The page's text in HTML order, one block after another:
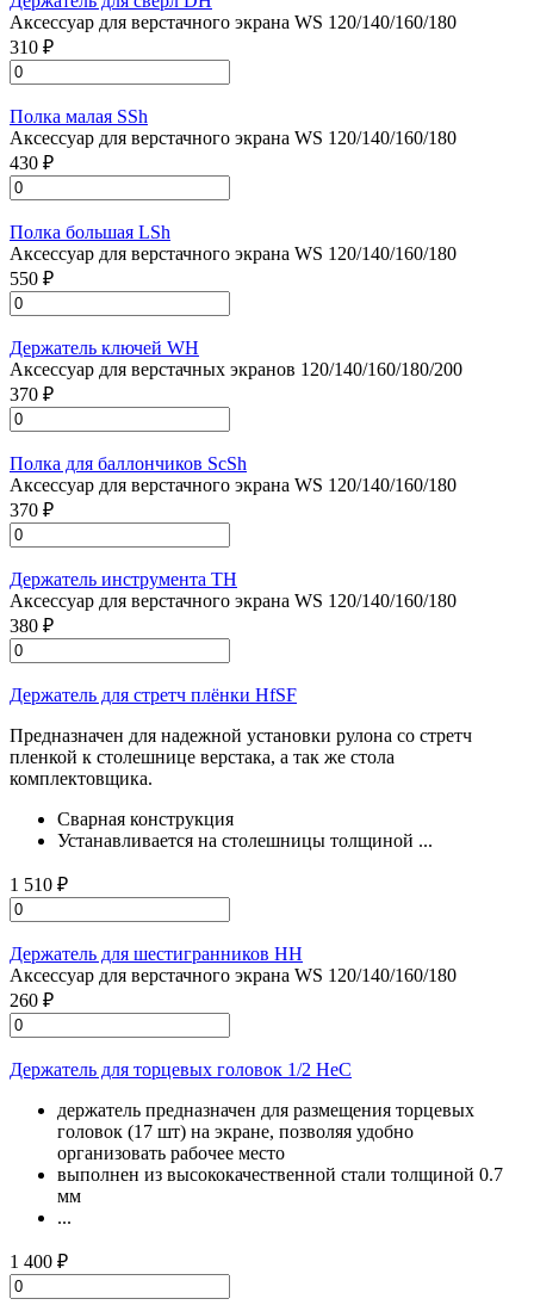
Аксессуар для верстачного экрана WS 120/140/160/180
310 ₽
Полка малая SSh
Аксессуар для верстачного экрана WS 120/140/160/180
430 ₽
Полка большая LSh
Аксессуар для верстачного экрана WS 120/140/160/180
550 ₽
Держатель ключей WH
Аксессуар для верстачных экранов 120/140/160/180/200
370 ₽
Полка для баллончиков ScSh
Аксессуар для верстачного экрана WS 120/140/160/180
370 ₽
Держатель инструмента TH
Аксессуар для верстачного экрана WS 120/140/160/180
380 ₽
Держатель для стретч плёнки HfSF
Предназначен для надежной установки рулона со стретч
пленкой к столешнице верстака, а так же стола
комплектовщика.
Сварная конструкция
Устанавливается на столешницы толщиной ...
1 510 ₽
Держатель для шестигранников HH
Аксессуар для верстачного экрана WS 120/140/160/180
260 ₽
Держатель для торцевых головок 1/2 HeC
держатель предназначен для размещения торцевых
головок (17 шт) на экране, позволяя удобно
организовать рабочее место
выполнен из высококачественной стали толщиной 0.7
мм
...
1 400 ₽